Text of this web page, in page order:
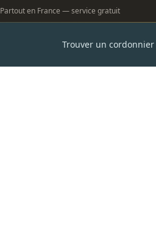
Partout en France — service gratuit
Trouver un cordonnier